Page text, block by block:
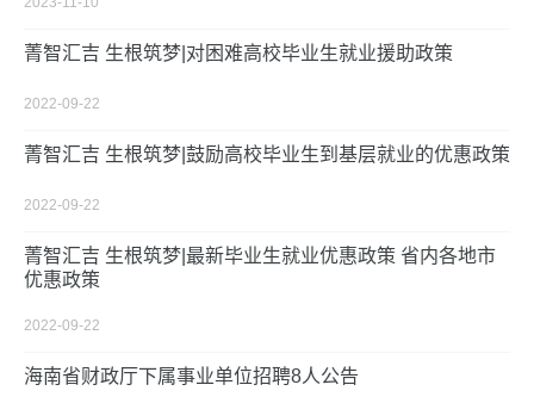
菁智汇吉 生根筑梦|对困难高校毕业生就业援助政策
2022-09-22
菁智汇吉 生根筑梦|鼓励高校毕业生到基层就业的优惠政策
2022-09-22
菁智汇吉 生根筑梦|最新毕业生就业优惠政策 省内各地市
优惠政策
2022-09-22
海南省财政厅下属事业单位招聘8人公告